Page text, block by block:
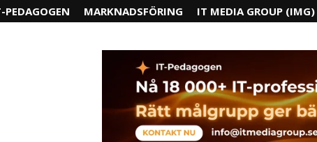
MARKNADSFÖRING IT MEDIA GROUP (IMG)